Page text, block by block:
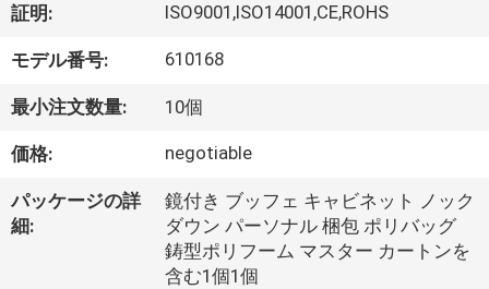
ビ
デ
VR
シ
証明: ISO9001,ISO14001,CE,ROHS
モデル番号: 610168
最小注文数量: 10個
価格: negotiable
パッケージの詳
細:
鏡付き ブッフェ キャビネット ノック
ダウン パーソナル 梱包 ポリバッグ
鋳型ポリフーム マスター カートンを
含む1個1個